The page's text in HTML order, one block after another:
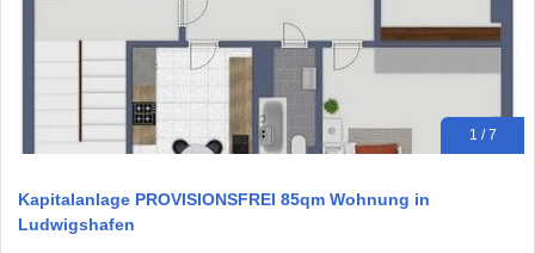
1 / 7
Kapitalanlage PROVISIONSFREI 85qm Wohnung in
Ludwigshafen